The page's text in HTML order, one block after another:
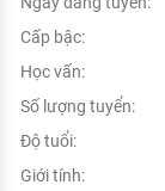
Cấp bậc:
Học vấn:
Số lượng tuyển:
Độ tuổi:
Giới tính: